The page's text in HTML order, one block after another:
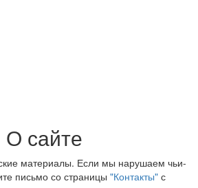
О сайте
материалы. Если мы нарушаем чьи-
письмо со страницы "Контакты"с